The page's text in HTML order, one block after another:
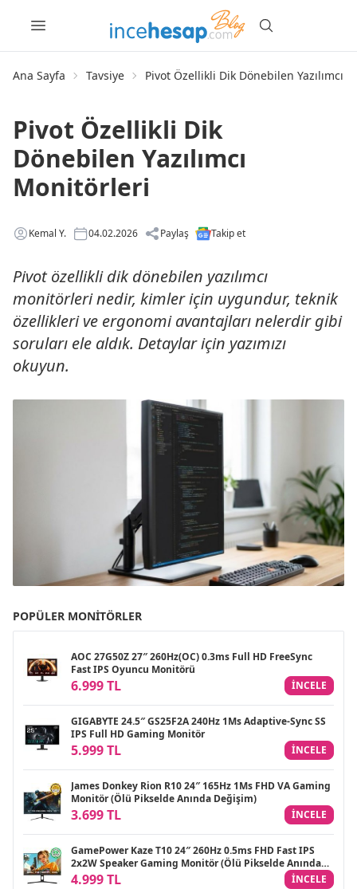
Ana Sayfa Tavsiye Pivot Özellikli Dik Dönebilen Yazılımcı
Pivot Özellikli Dik
Dönebilen Yazılımcı
Monitörleri
Kemal Y. 04.02.2026 Paylaş Takip et
Pivot özellikli dik dönebilen yazılımcı
monitörleri nedir, kimler için uygundur, teknik
özellikleri ve ergonomi avantajları nelerdir gibi
soruları ele aldık. Detaylar için yazımızı
okuyun.
POPÜLER MONITÖRLER
AOC 27G50Z 27″ 260Hz(OC) 0.3ms Full HD FreeSync
Fast IPS Oyuncu Monitörü
6.999 TL INCELE
GIGABYTE 24.5″ GS25F2A 240Hz 1Ms Adaptive-Sync SS
IPS Full HD Gaming Monitör
5.999 TL INCELE
James Donkey Rion R10 24″ 165Hz 1Ms FHD VA Gaming
Monitör (Ölü Pikselde Anında Değişim)
3.699 TL INCELE
GamePower Kaze T10 24″ 260Hz 0.5ms FHD Fast IPS
2x2W Speaker Gaming Monitör (Ölü Pikselde Anında
Değişim)
4.999 TL INCELE